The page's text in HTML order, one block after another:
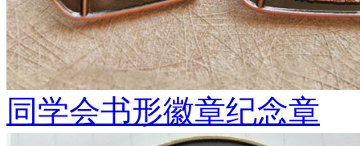
同学会书形徽章纪念章